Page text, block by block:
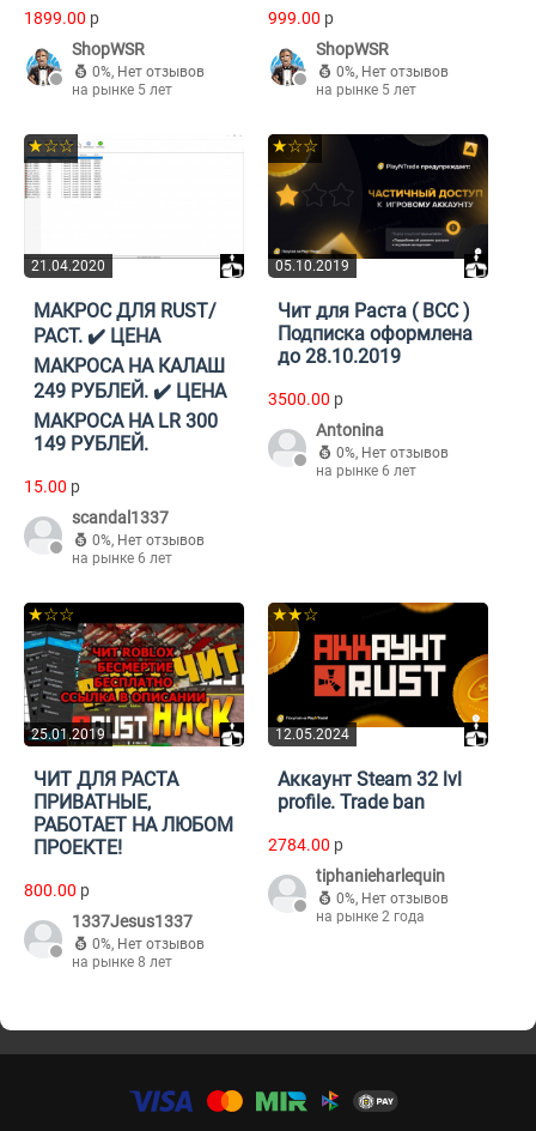
1899.00 p
ShopWSR
0%, Нет отзывов
на рынке 5 лет
999.00 p
ShopWSR
0%, Нет отзывов
на рынке 5 лет
21.04.2020
★☆☆
МАКРОС ДЛЯ RUST/
РАСТ. ✔️️ ЦЕНА
МАКРОСА НА КАЛАШ
249 РУБЛЕЙ. ✔️️ ЦЕНА
МАКРОСА НА LR 300
149 РУБЛЕЙ.
15.00 p
scandal1337
0%, Нет отзывов
на рынке 6 лет
05.10.2019
★☆☆
Чит для Раста ( BCC )
Подписка оформлена
до 28.10.2019
3500.00 p
Antonina
0%, Нет отзывов
на рынке 6 лет
25.01.2019
★☆☆
ЧИТ ДЛЯ РАСТА
ПРИВАТНЫЕ,
РАБОТАЕТ НА ЛЮБОМ
ПРОЕКТЕ!
800.00 p
1337Jesus1337
0%, Нет отзывов
на рынке 8 лет
12.05.2024
★★☆
Аккаунт Steam 32 lvl
profile. Trade ban
2784.00 p
tiphanieharlequin
0%, Нет отзывов
на рынке 2 года